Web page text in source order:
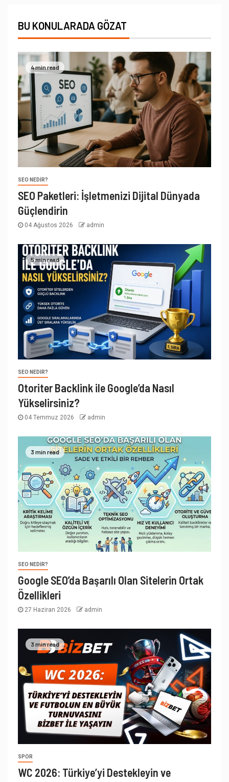
BU KONULARADA GÖZAT
4 min read
SEO NEDIR?
SEO Paketleri: İşletmenizi Dijital Dünyada
Güçlendirin
04 Ağustos 2026 admin
5 min read
SEO NEDIR?
Otoriter Backlink ile Google’da Nasıl
Yükselirsiniz?
04 Temmuz 2026 admin
3 min read
SEO NEDIR?
Google SEO’da Başarılı Olan Sitelerin Ortak
Özellikleri
27 Haziran 2026 admin
3 min read
SPOR
WC 2026: Türkiye’yi Destekleyin ve